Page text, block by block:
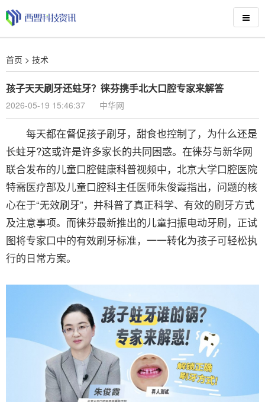
首页 > 技术
孩子天天刷牙还蛀牙？徕芬携手北大口腔专家来解答
2026-05-19 15:46:37 中华网
每天都在督促孩子刷牙，甜食也控制了，为什么还是
长蛀牙?这或许是许多家长的共同困惑。在徕芬与新华网
联合发布的儿童口腔健康科普视频中，北京大学口腔医院
特需医疗部及儿童口腔科主任医师朱俊霞指出，问题的核
心在于“无效刷牙”，并科普了真正科学、有效的刷牙方式
及注意事项。而徕芬最新推出的儿童扫振电动牙刷，正试
图将专家口中的有效刷牙标准，一一转化为孩子可轻松执
行的日常方案。